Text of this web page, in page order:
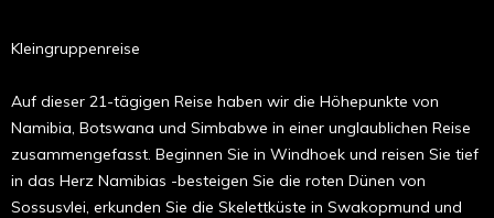
Kleingruppenreise
Auf dieser 21-tägigen Reise haben wir die Höhepunkte von
Namibia, Botswana und Simbabwe in einer unglaublichen Reise
zusammengefasst. Beginnen Sie in Windhoek und reisen Sie tief
in das Herz Namibias -besteigen Sie die roten Dünen von
Sossusvlei, erkunden Sie die Skelettküste in Swakopmund und